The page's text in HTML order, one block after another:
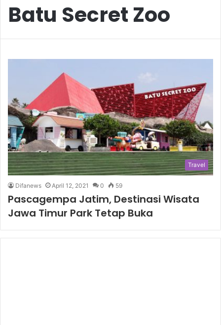
Batu Secret Zoo
Travel
Difanews April 12, 2021 0 59
Pascagempa Jatim, Destinasi Wisata
Jawa Timur Park Tetap Buka